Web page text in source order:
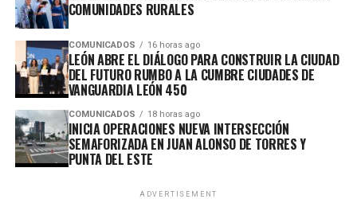
COMUNIDADES RURALES
COMUNICADOS 16 horas ago
LEÓN ABRE EL DIÁLOGO PARA CONSTRUIR LA CIUDAD
DEL FUTURO RUMBO A LA CUMBRE CIUDADES DE
VANGUARDIA LEÓN 450
COMUNICADOS 18 horas ago
INICIA OPERACIONES NUEVA INTERSECCIÓN
SEMAFORIZADA EN JUAN ALONSO DE TORRES Y
PUNTA DEL ESTE
ADVERTISEMENT